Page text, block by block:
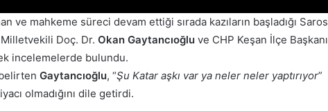
ve mahkeme süreci devam ettiği sırada kazıların başladığı Saros
Doç. Dr. Okan Gaytancıoğlu ve CHP Keşan İlçe Başkanı
incelemelerde bulundu.
Gaytancıoğlu, “Şu Katar aşkı var ya neler neler yaptırıyor”
olmadığını dile getirdi.